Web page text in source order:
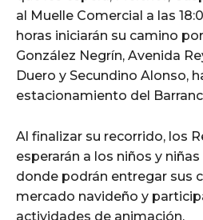
al Muelle Comercial a las
horas iniciarán su camino
González Negrín, Avenida
Duero y Secundino Alonso,
estacionamiento del
Al finalizar su recorrido, los
esperarán a los niños y
donde podrán entregar sus
mercado navideño y
actividades de animación.